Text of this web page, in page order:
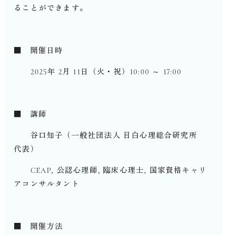
ることができます。
■ 開催日時
2025年 2月 11日（火・祝）10:00 ～ 17:00
■ 講師
谷口知子（一般社団法人 目白心理総合研究所
代表）
CEAP, 公認心理師, 臨床心理士, 国家資格キャリ
アコンサルタント
■ 開催方法